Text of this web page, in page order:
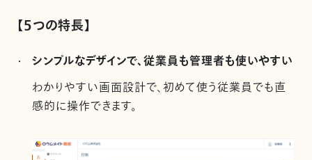
【5つの特長】
シンプルなデザインで、従業員も管理者も使いやすい
わかりやすい画面設計で、初めて使う従業員でも直
感的に操作できます。